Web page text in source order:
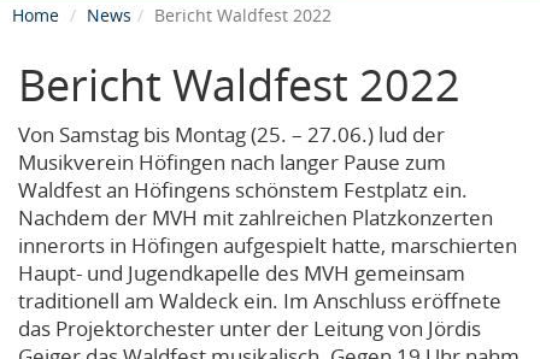
Home News Bericht Waldfest 2022
Bericht Waldfest 2022
Von Samstag bis Montag (25. – 27.06.) lud der
Musikverein Höfingen nach langer Pause zum
Waldfest an Höfingens schönstem Festplatz ein.
Nachdem der MVH mit zahlreichen Platzkonzerten
innerorts in Höfingen aufgespielt hatte, marschierten
Haupt- und Jugendkapelle des MVH gemeinsam
traditionell am Waldeck ein. Im Anschluss eröffnete
das Projektorchester unter der Leitung von Jördis